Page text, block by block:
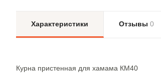
Характеристики Отзывы 0
Курна пристенная для хамама КМ40